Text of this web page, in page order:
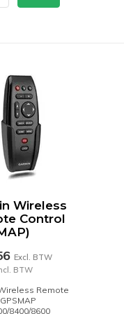
Wireless
Control
Excl. BTW
BTW
Remote
8400/8600